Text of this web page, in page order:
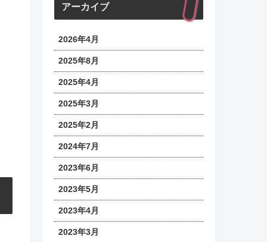
アーカイブ
2026年4月
2025年8月
2025年4月
2025年3月
2025年2月
2024年7月
2023年6月
2023年5月
2023年4月
2023年3月